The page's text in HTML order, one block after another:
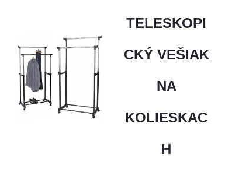
TELESKOPI
CKÝ VEŠIAK
NA
KOLIESKAC
H